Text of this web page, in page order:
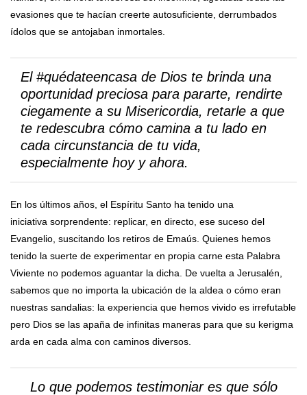
evasiones que te hacían creerte autosuficiente, derrumbados
ídolos que se antojaban inmortales.
El #quédateencasa de Dios te brinda una
oportunidad preciosa para pararte, rendirte
ciegamente a su Misericordia, retarle a que
te redescubra cómo camina a tu lado en
cada circunstancia de tu vida,
especialmente hoy y ahora.
En los últimos años, el Espíritu Santo ha tenido una
iniciativa sorprendente: replicar, en directo, ese suceso del
Evangelio, suscitando los retiros de Emaús. Quienes hemos
tenido la suerte de experimentar en propia carne esta Palabra
Viviente no podemos aguantar la dicha. De vuelta a Jerusalén,
sabemos que no importa la ubicación de la aldea o cómo eran
nuestras sandalias: la experiencia que hemos vivido es irrefutable
pero Dios se las apaña de infinitas maneras para que su kerigma
arda en cada alma con caminos diversos.
Lo que podemos testimoniar es que sólo